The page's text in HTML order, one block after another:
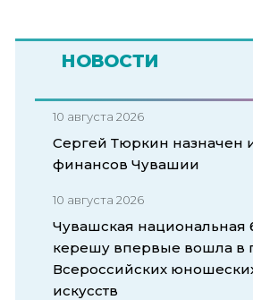
НОВОСТИ
10 августа 2026
Сергей Тюркин назначен
финансов Чувашии
10 августа 2026
Чувашская национальная
керешу впервые вошла в
Всероссийских
искусств